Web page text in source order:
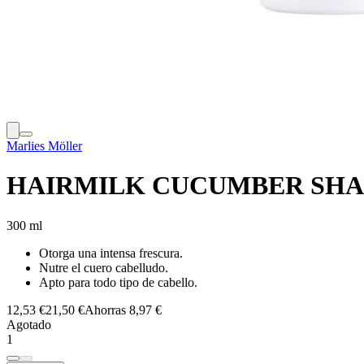
Marlies Möller
HAIRMILK CUCUMBER
300 ml
Otorga una intensa frescura.
Nutre el cuero cabelludo.
Apto para todo tipo de cabello.
12,53 €21,50 €Ahorras 8,97 €
Agotado
1